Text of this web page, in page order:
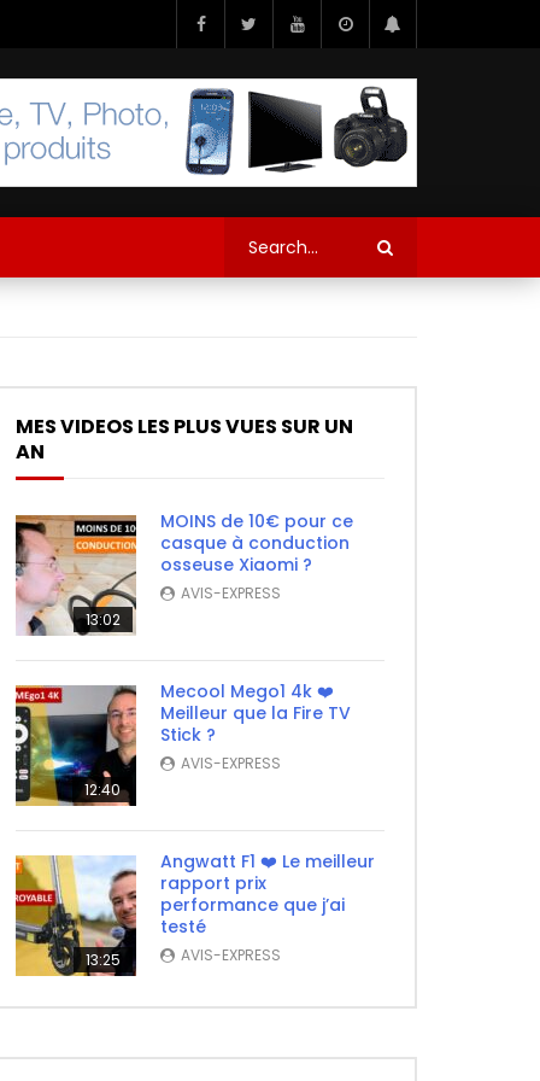
MES VIDEOS LES PLUS VUES SUR UN
AN
13:02
MOINS de 10€ pour ce
casque à conduction
osseuse Xiaomi ?
AVIS-EXPRESS
12:40
Mecool Mego1 4k ❤️
Meilleur que la Fire TV
Stick ?
AVIS-EXPRESS
13:25
Angwatt F1 ❤️ Le meilleur
rapport prix
performance que j’ai
testé
AVIS-EXPRESS